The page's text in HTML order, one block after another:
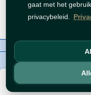
gaat met het
privacybeleid.
€ 1,59
Beoordeling
Over ons